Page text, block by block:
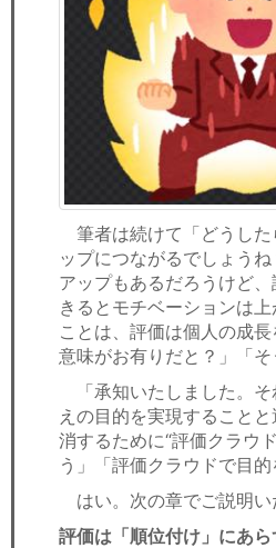
筆者は続けて「どうした
ップにつながるでしょう
アップもあるだろうけど
きるとモチベーションは
ことは、評価は個人の成
意味がお有りだと？」「そ
「承知いたしました。そ
えの目的を実現すること
消するために“評価クラウ
う」「評価クラウドで目的
はい。次の章でご説明い
評価は「順位付け」にあら